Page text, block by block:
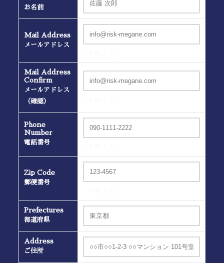
お名前
Mail Address
メールアドレス
Mail Address
Confirm
メールアドレス
（確認）
Phone
Number
電話番号
Zip Code
郵便番号
Prefectures
都道府県
Address
ご住所